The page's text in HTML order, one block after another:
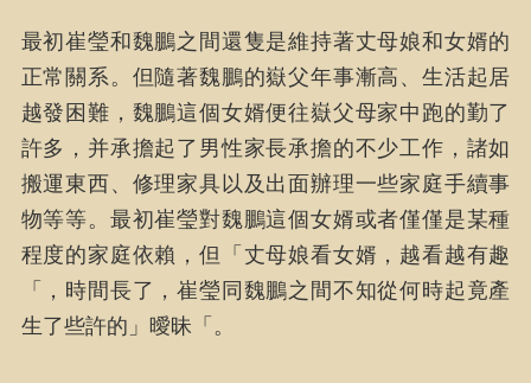
最初崔瑩和魏鵬之間還隻是維持著丈母娘和女婿的
正常關系。但隨著魏鵬的嶽父年事漸高、生活起居
越發困難，魏鵬這個女婿便往嶽父母家中跑的勤了
許多，并承擔起了男性家長承擔的不少工作，諸如
搬運東西、修理家具以及出面辦理一些家庭手續事
物等等。最初崔瑩對魏鵬這個女婿或者僅僅是某種
程度的家庭依賴，但「丈母娘看女婿，越看越有趣
「，時間長了，崔瑩同魏鵬之間不知從何時起竟產
生了些許的」曖昧「。